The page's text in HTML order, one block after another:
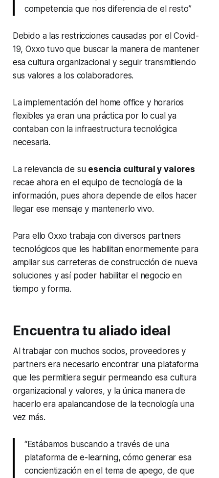
competencia que nos diferencia de el resto”
Debido a las restricciones causadas por el Covid-
19, Oxxo tuvo que buscar la manera de mantener
esa cultura organizacional y seguir transmitiendo
sus valores a los colaboradores.
La implementación del home office y horarios
flexibles ya eran una práctica por lo cual ya
contaban con la infraestructura tecnológica
necesaria.
La relevancia de su esencia cultural y valores
recae ahora en el equipo de tecnología de la
información, pues ahora depende de ellos hacer
llegar ese mensaje y mantenerlo vivo.
Para ello Oxxo trabaja con diversos partners
tecnológicos que les habilitan enormemente para
ampliar sus carreteras de construcción de nueva
soluciones y así poder habilitar el negocio en
tiempo y forma.
Encuentra tu aliado ideal
Al trabajar con muchos socios, proveedores y
partners era necesario encontrar una plataforma
que les permitiera seguir permeando esa cultura
organizacional y valores, y la única manera de
hacerlo era apalancandose de la tecnología una
vez más.
“Estábamos buscando a través de una
plataforma de e-learning, cómo generar esa
concientización en el tema de apego, de que